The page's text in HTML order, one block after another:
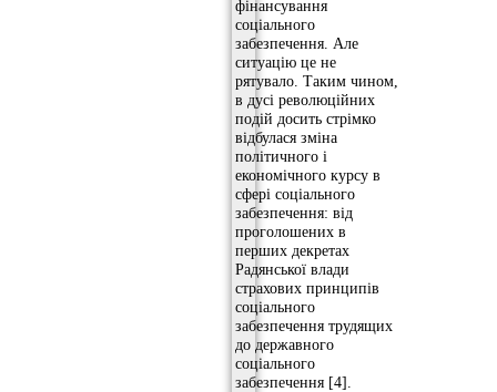
фінансування
соціального
забезпечення. Але
ситуацію це не
рятувало. Таким чином,
в дусі революційних
подій досить стрімко
відбулася зміна
політичного і
економічного курсу в
сфері соціального
забезпечення: від
проголошених в
перших декретах
Радянської влади
страхових принципів
соціального
забезпечення трудящих
до державного
соціального
забезпечення [4].